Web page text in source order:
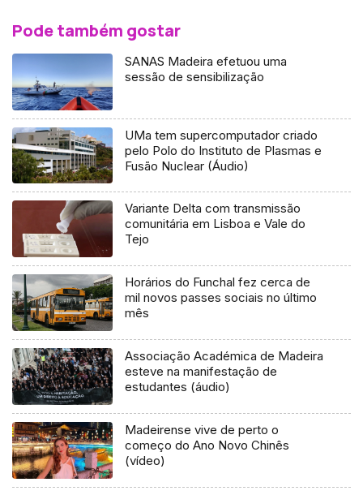
Pode também gostar
SANAS Madeira efetuou uma
sessão de sensibilização
UMa tem supercomputador criado
pelo Polo do Instituto de Plasmas e
Fusão Nuclear (Áudio)
Variante Delta com transmissão
comunitária em Lisboa e Vale do
Tejo
Horários do Funchal fez cerca de
mil novos passes sociais no último
mês
Associação Académica de Madeira
esteve na manifestação de
estudantes (áudio)
Madeirense vive de perto o
começo do Ano Novo Chinês
(vídeo)